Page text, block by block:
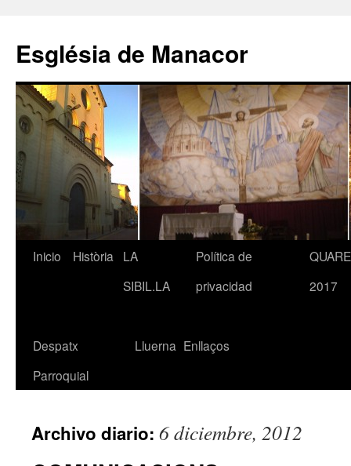
contenido
Església de Manacor
Inicio Història
LA
SIBIL.LA
Política de
privacidad
2017
Despatx
Parroquial
Lluerna Enllaços
Archivo diario: 6 diciembre, 2012